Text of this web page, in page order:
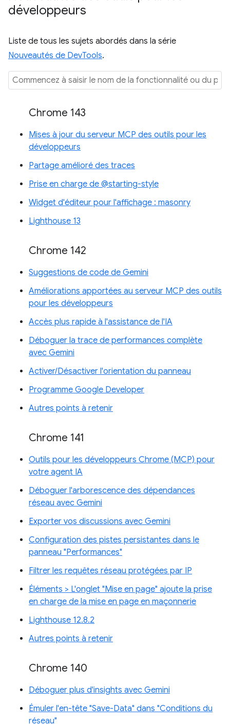
développeurs
Liste de tous les sujets abordés dans la série
Nouveautés de DevTools.
Chrome 143
Mises à jour du serveur MCP des outils pour les
développeurs
Partage amélioré des traces
Prise en charge de @starting-style
Widget d'éditeur pour l'affichage : masonry
Lighthouse 13
Chrome 142
Suggestions de code de Gemini
Améliorations apportées au serveur MCP des outils
pour les développeurs
Accès plus rapide à l'assistance de l'IA
Déboguer la trace de performances complète
avec Gemini
Activer/Désactiver l'orientation du panneau
Programme Google Developer
Autres points à retenir
Chrome 141
Outils pour les développeurs Chrome (MCP) pour
votre agent IA
Déboguer l'arborescence des dépendances
réseau avec Gemini
Exporter vos discussions avec Gemini
Configuration des pistes persistantes dans le
panneau "Performances"
Filtrer les requêtes réseau protégées par IP
Éléments > L'onglet "Mise en page" ajoute la prise
en charge de la mise en page en maçonnerie
Lighthouse 12.8.2
Autres points à retenir
Chrome 140
Déboguer plus d'insights avec Gemini
Émuler l'en-tête "Save-Data" dans "Conditions du
réseau"